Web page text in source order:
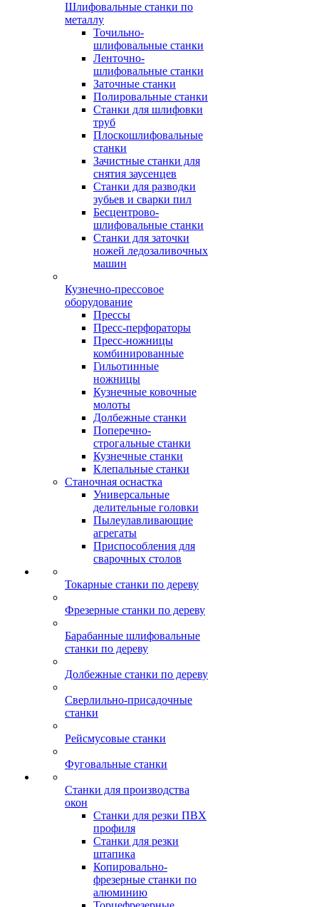
Шлифовальные станки по
металлу
Точильно-
шлифовальные станки
Ленточно-
шлифовальные станки
Заточные станки
Полировальные станки
Станки для шлифовки
труб
Плоскошлифовальные
станки
Зачистные станки для
снятия заусенцев
Станки для разводки
зубьев и сварки пил
Бесцентрово-
шлифовальные станки
Станки для заточки
ножей ледозаливочных
машин
Кузнечно-прессовое
оборудование
Прессы
Пресс-перфораторы
Пресс-ножницы
комбинированные
Гильотинные
ножницы
Кузнечные ковочные
молоты
Долбежные станки
Поперечно-
строгальные станки
Кузнечные станки
Клепальные станки
Станочная оснастка
Универсальные
делительные головки
Пылеулавливающие
агрегаты
Приспособления для
сварочных столов
Токарные станки по дереву
Фрезерные станки по дереву
Барабанные шлифовальные
станки по дереву
Долбежные станки по дереву
Сверлильно-присадочные
станки
Рейсмусовые станки
Фуговальные станки
Станки для производства
окон
Станки для резки ПВХ
профиля
Станки для резки
штапика
Копировально-
фрезерные станки по
алюминию